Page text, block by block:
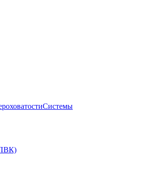
Системы